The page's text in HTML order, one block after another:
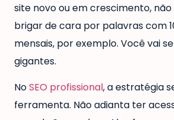
site novo ou em crescimento,
brigar de cara por palavras com
mensais, por exemplo. Você vai
gigantes.
NoSEO profissional, a estratégia
ferramenta. Não adianta ter